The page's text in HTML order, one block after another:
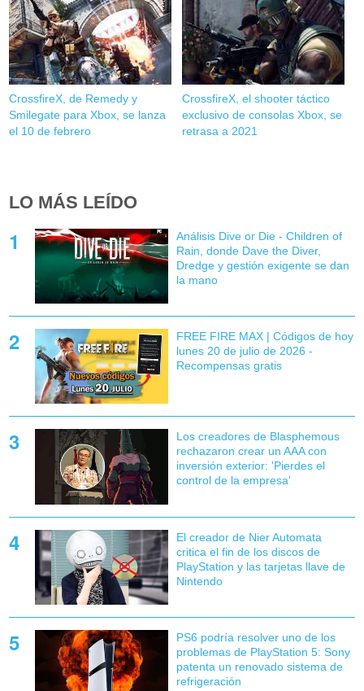
CrossfireX, de Remedy y
Smilegate para Xbox, se lanza
el 10 de febrero
CrossfireX, el shooter táctico
exclusivo de consolas Xbox, se
retrasa a 2021
LO MÁS LEÍDO
Análisis Dive or Die - Children of
Rain, donde Dave the Diver,
Dredge y gestión exigente se dan
la mano
FREE FIRE MAX | Códigos de hoy
lunes 20 de julio de 2026 -
Recompensas gratis
Los creadores de Blasphemous
rechazaron crear un AAA con
inversión exterior: 'Pierdes el
control de la empresa'
El creador de Nier Automata
critica el fin de los discos de
PlayStation y las tarjetas llave de
Nintendo
PS6 podría resolver uno de los
problemas de PlayStation 5: Sony
patenta un renovado sistema de
refrigeración